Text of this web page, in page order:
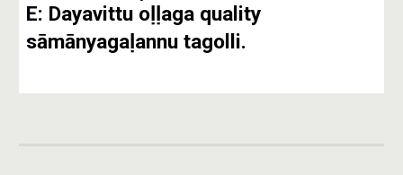
E: Dayavittu oḷḷaga quality
sāmānyagaḷannu tagolli.